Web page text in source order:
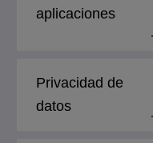
aplicaciones
Privacidad de
datos